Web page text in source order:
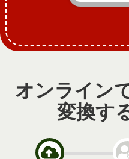
オンライン
変換す